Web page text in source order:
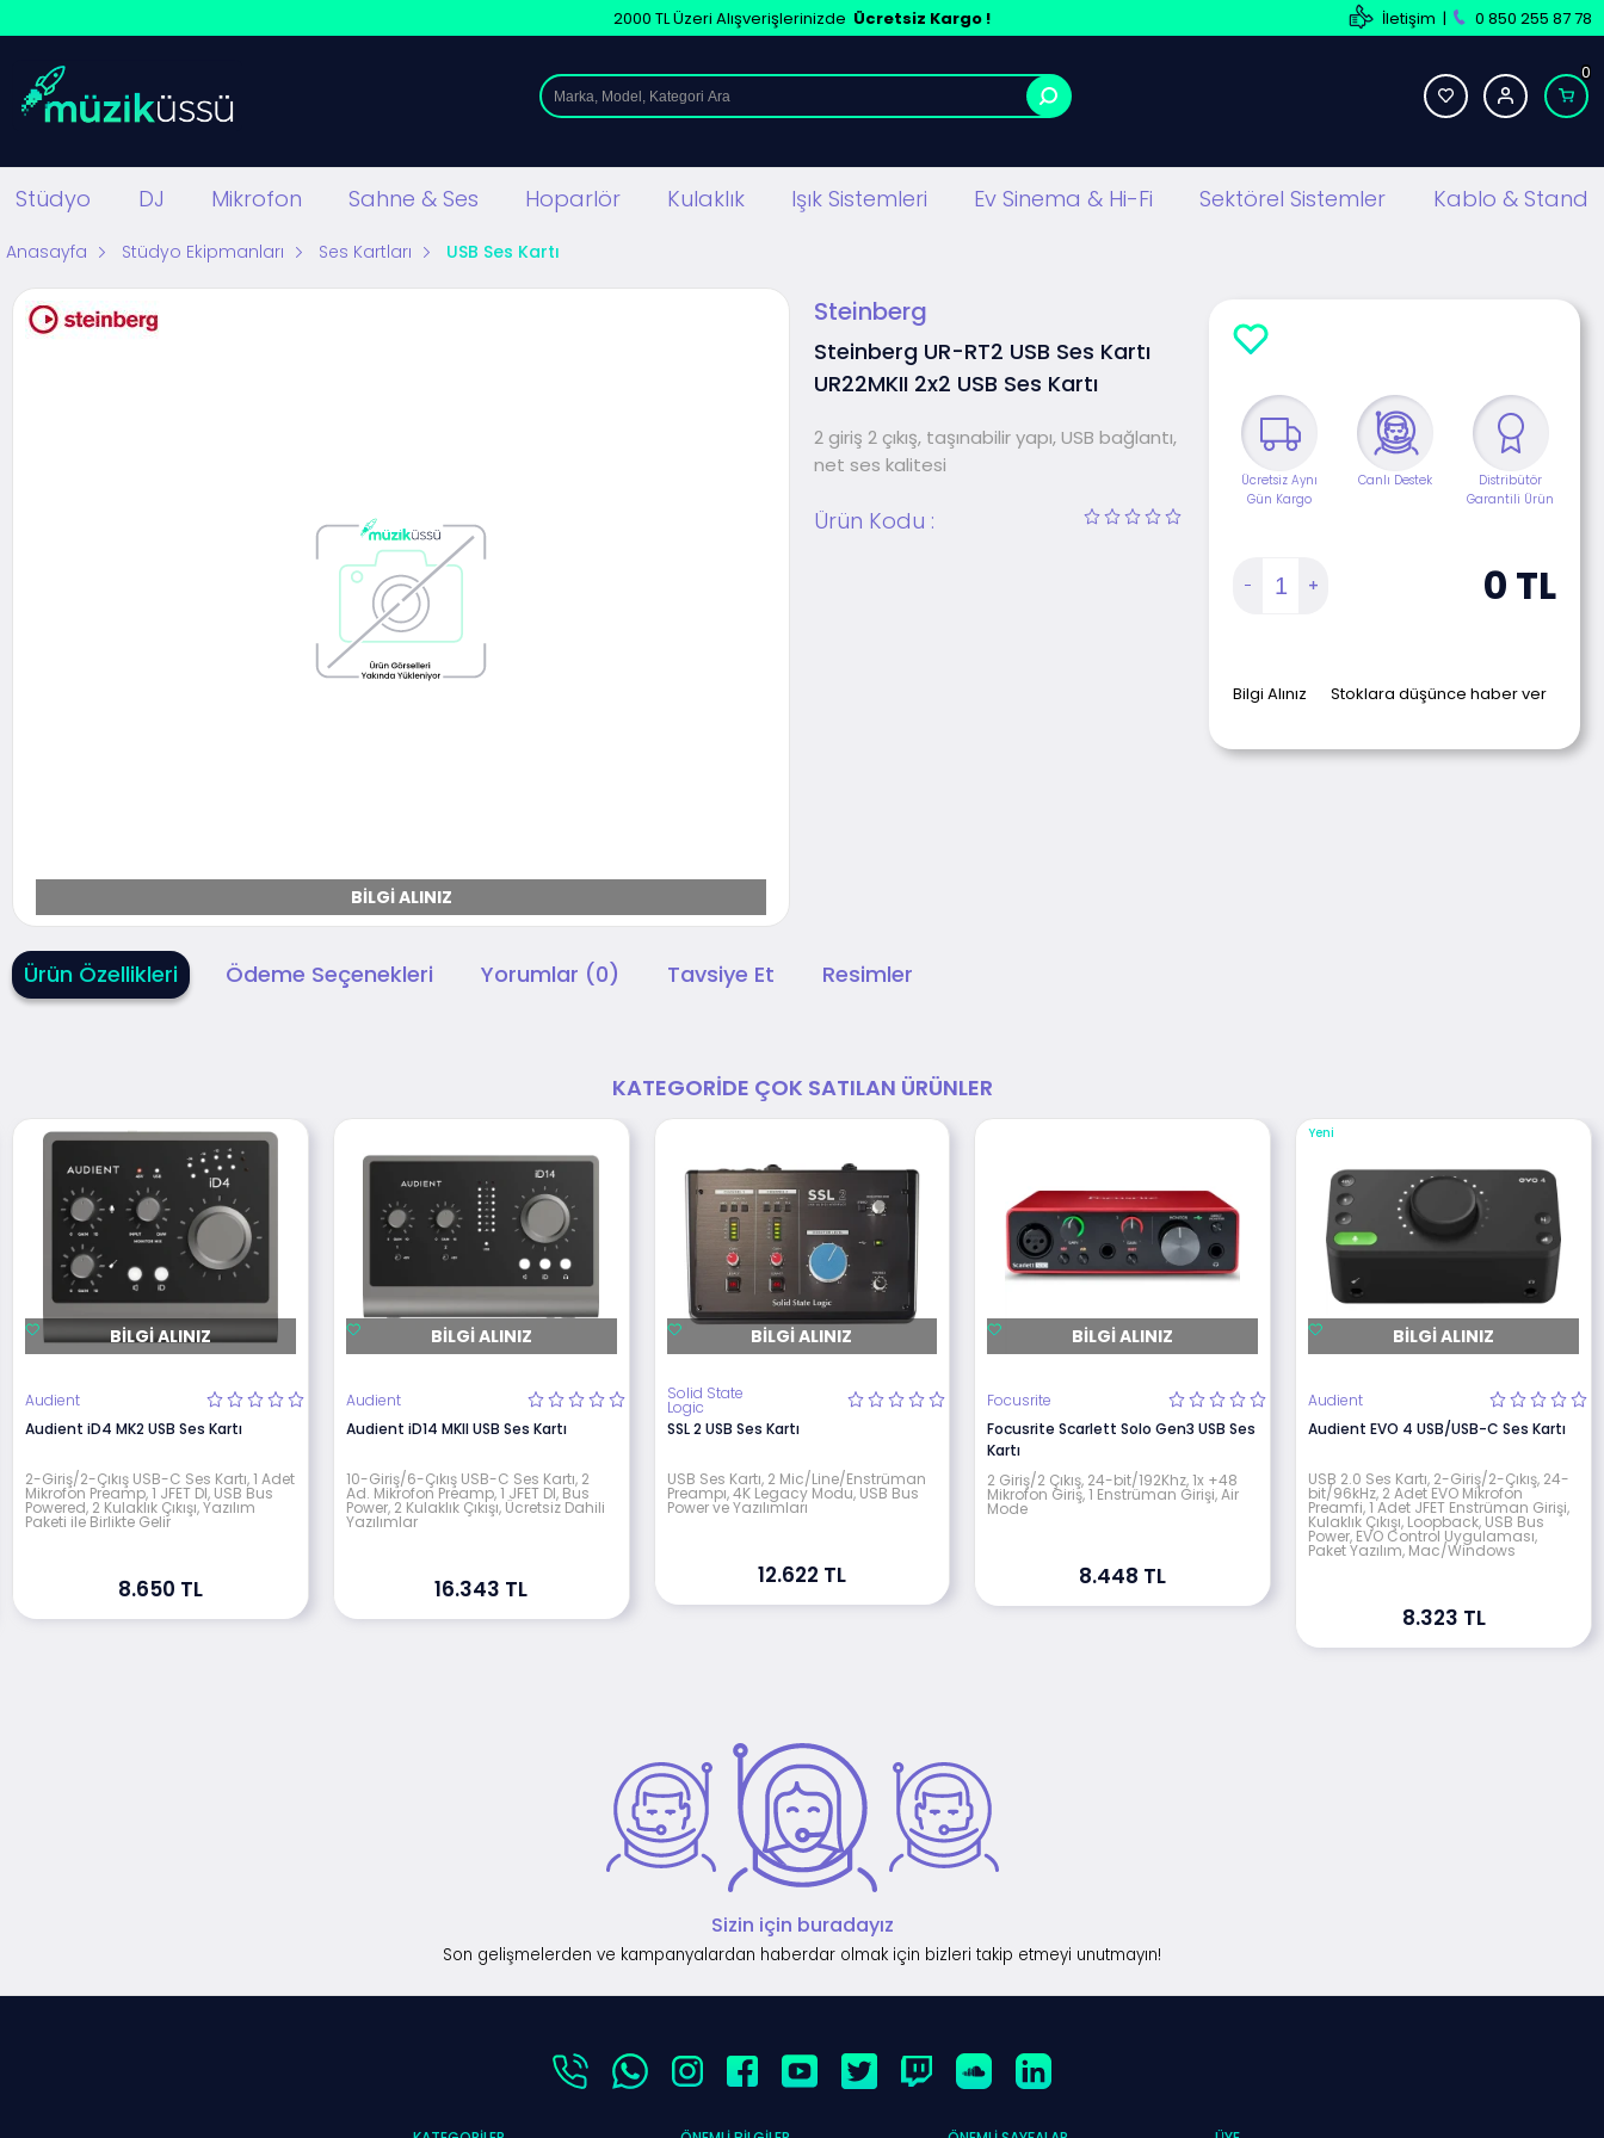
2000 TL Üzeri Alışverişlerinizde Ücretsiz Kargo ! İletişim | 0 850 255 87 78
0
Stüdyo DJ Mikrofon Sahne & Ses Hoparlör Kulaklık Işık Sistemleri Ev Sinema & Hi-Fi Sektörel Sistemler Kablo & Stand
Anasayfa Stüdyo Ekipmanları Ses Kartları USB Ses Kartı
BILGI ALINIZ
Steinberg
Steinberg UR-RT2 USB Ses Kartı
UR22MKII 2x2 USB Ses Kartı
2 giriş 2 çıkış, taşınabilir yapı, USB bağlantı,
net ses kalitesi
Ürün Kodu :
Ücretsiz Aynı
Gün Kargo
Canlı Destek
Distribütör
Garantili Ürün
0 TL
Bilgi Alınız Stoklara düşünce haber ver
Ürün Özellikleri Ödeme Seçenekleri Yorumlar (0) Tavsiye Et Resimler
KATEGORIDE ÇOK SATILAN ÜRÜNLER
BILGI ALINIZ
Audient
Audient iD4 MK2 USB Ses Kartı
2-Giriş/2-Çıkış USB-C Ses Kartı, 1 Adet
Mikrofon Preamp, 1 JFET DI, USB Bus
Powered, 2 Kulaklık Çıkışı, Yazılım
Paketi ile Birlikte Gelir
8.650 TL
BILGI ALINIZ
Audient
Audient iD14 MKll USB Ses Kartı
10-Giriş/6-Çıkış USB-C Ses Kartı, 2
Ad. Mikrofon Preamp, 1 JFET DI, Bus
Power, 2 Kulaklık Çıkışı, Ücretsiz Dahili
Yazılımlar
16.343 TL
BILGI ALINIZ
Solid State
Logic
SSL 2 USB Ses Kartı
USB Ses Kartı, 2 Mic/Line/Enstrüman
Preampı, 4K Legacy Modu, USB Bus
Power ve Yazılımları
12.622 TL
BILGI ALINIZ
Focusrite
Focusrite Scarlett Solo Gen3 USB Ses
Kartı
2 Giriş/2 Çıkış, 24-bit/192Khz, 1x +48
Mikrofon Giriş, 1 Enstrüman Girişi, Air
Mode
8.448 TL
Yeni
BILGI ALINIZ
Audient
Audient EVO 4 USB/USB-C Ses Kartı
USB 2.0 Ses Kartı, 2-Giriş/2-Çıkış, 24-
bit/96kHz, 2 Adet EVO Mikrofon
Preamfi, 1 Adet JFET Enstrüman Girişi,
Kulaklık Çıkışı, Loopback, USB Bus
Power, EVO Control Uygulaması,
Paket Yazılım, Mac/Windows
8.323 TL
Sizin için buradayız
Son gelişmelerden ve kampanyalardan haberdar olmak için bizleri takip etmeyi unutmayın!